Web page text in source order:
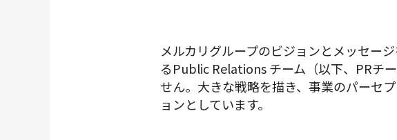
募集中の求人
メルカリグループのビジョンとメッセー
るPublic Relations チーム（以下、PRチ
せん。大きな戦略を描き、事業のパーセ
ョンとしています。